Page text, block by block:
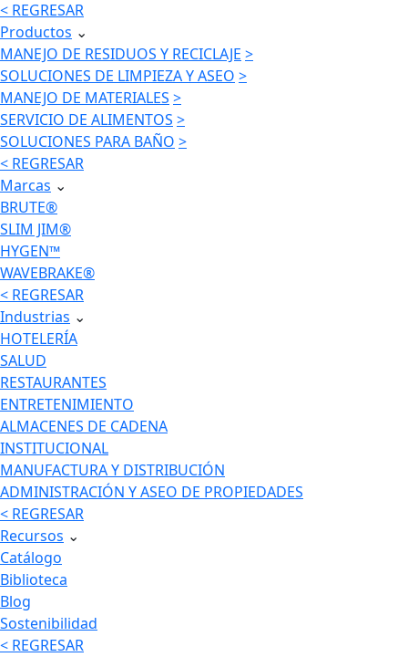
< REGRESAR
Productos ⌄
MANEJO DE RESIDUOS Y RECICLAJE >
SOLUCIONES DE LIMPIEZA Y ASEO >
MANEJO DE MATERIALES >
SERVICIO DE ALIMENTOS >
SOLUCIONES PARA BAÑO >
< REGRESAR
Marcas ⌄
BRUTE®
SLIM JIM®
HYGEN™
WAVEBRAKE®
< REGRESAR
Industrias ⌄
HOTELERÍA
SALUD
RESTAURANTES
ENTRETENIMIENTO
ALMACENES DE CADENA
INSTITUCIONAL
MANUFACTURA Y DISTRIBUCIÓN
ADMINISTRACIÓN Y ASEO DE PROPIEDADES
< REGRESAR
Recursos ⌄
Catálogo
Biblioteca
Blog
Sostenibilidad
< REGRESAR